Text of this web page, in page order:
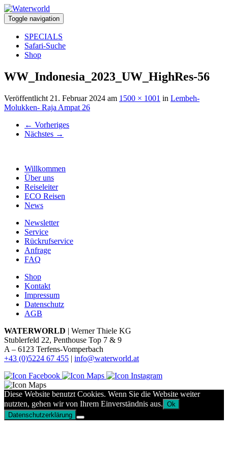
Toggle navigation
SPECIALS
Safari-Suche
Shop
WW_Indonesia_2023_UW_HighRes-56
Veröffentlicht 21. Februar 2024 am 1500 × 1001 in Lembeh-
Molukken- Raja Ampat 26
← Vorheriges
Nächstes →
Willkommen
Über uns
Reiseleiter
ECO Reisen
News
Newsletter
Service
Rückrufservice
Anfrage
FAQ
Shop
Kontakt
Impressum
Datenschutz
AGB
WATERWORLD | Werner Thiele KG
Stublerfeld 22, Penthouse Top 7 & 9
A – 6123 Terfens-Vomperbach
+43 (0)5224 67 455 | info@waterworld.at
Diese Website benutzt Cookies. Wenn Sie die Website weiter
nutzten, gehen wir von Ihrem Einverständnis aus. Ok
Datenschutzerklärung